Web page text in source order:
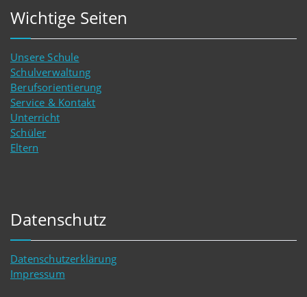
Wichtige Seiten
Unsere Schule
Schulverwaltung
Berufsorientierung
Service & Kontakt
Unterricht
Schüler
Eltern
Datenschutz
Datenschutzerklärung
Impressum